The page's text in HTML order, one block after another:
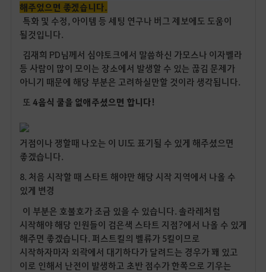
해주었으면 좋겠습니다.
특화 및 수정, 아이템 등 세팅 연구나 버그 제보에도 도움이
될것입니다.
김재희 PD님께서 심야토크에서 말씀하신 가모스나 이자벨라
등 사람이 많이 모이는 장소에서 발생할 수 있는 끊김 문제가
아니기 때문에 해당 부분은 고려하실만할 것이라 생각됩니다.
또 4음식 쿨을 없애주셨으면 합니다!
거점이나 쟁할때 나오는 이 UI도 표기될 수 있게 해주셨으면
좋겠습니다.
8. 처음 시작할 때 스타트 해야만 해당 시작 지역에서 나올 수
있게 변경
이 부분은 호불호가 조금 있을 수 있습니다. 솔라레처럼
시작해야 해당 인원들이 검은색 스타트 지점?에서 나올 수 있게
해주면 좋겠습니다. 퍼스트킬의 벨류가 5킬이므로
시작하자마자 외곽에서 대기하다가 달려드는 경우가 꽤 있고
이로 인해서 난전이 발생하고 초반 점수가 한쪽으로 기우는